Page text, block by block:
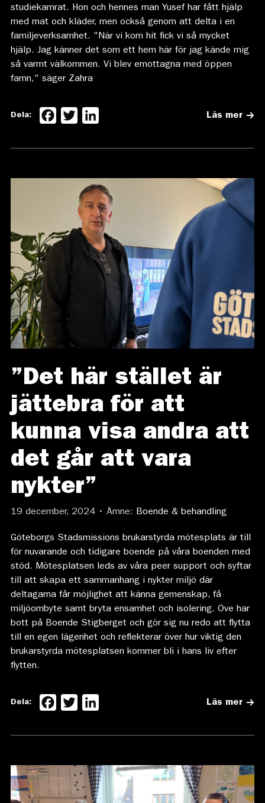
studiekamrat. Hon och hennes man Yusef har fått hjälp
med mat och kläder, men också genom att delta i en
familjeverksamhet. "När vi kom hit fick vi så mycket
hjälp. Jag känner det som ett hem här för jag kände mig
så varmt välkommen. Vi blev emottagna med öppen
famn," säger Zahra
Läs mer
Dela: Facebook
Twitter
”Det här stället är
jättebra för att
kunna visa andra att
det går att vara
nykter”
19 december, 2024 • Ämne: Boende & behandling
Göteborgs Stadsmissions brukarstyrda mötesplats är till
för nuvarande och tidigare boende på våra boenden med
stöd. Mötesplatsen leds av våra peer support och syftar
till att skapa ett sammanhang i nykter miljö där
deltagarna får möjlighet att känna gemenskap, få
miljöombyte samt bryta ensamhet och isolering. Ove har
bott på Boende Stigberget och gör sig nu redo att flytta
till en egen lägenhet och reflekterar över hur viktig den
brukarstyrda mötesplatsen kommer bli i hans liv efter
flytten.
Läs mer
Dela: Facebook
Twitter